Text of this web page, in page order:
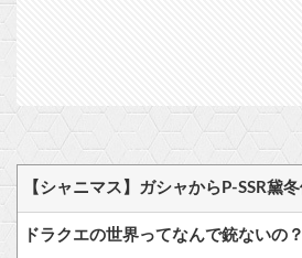
ドラクエの世界ってなんで銃ないの？